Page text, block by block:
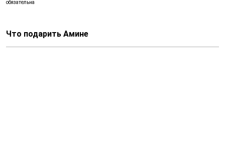
Что подарить Амине